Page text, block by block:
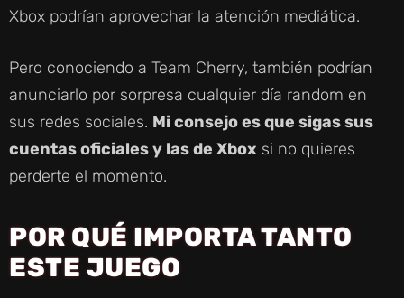
D
E
O
Xbox podrían aprovechar la atención mediática.
Pero conociendo a Team Cherry, también podrían
anunciarlo por sorpresa cualquier día random en
sus redes sociales. Mi consejo es que sigas sus
cuentas oficiales y las de Xbox si no quieres
perderte el momento.
POR QUÉ IMPORTA TANTO
ESTE JUEGO